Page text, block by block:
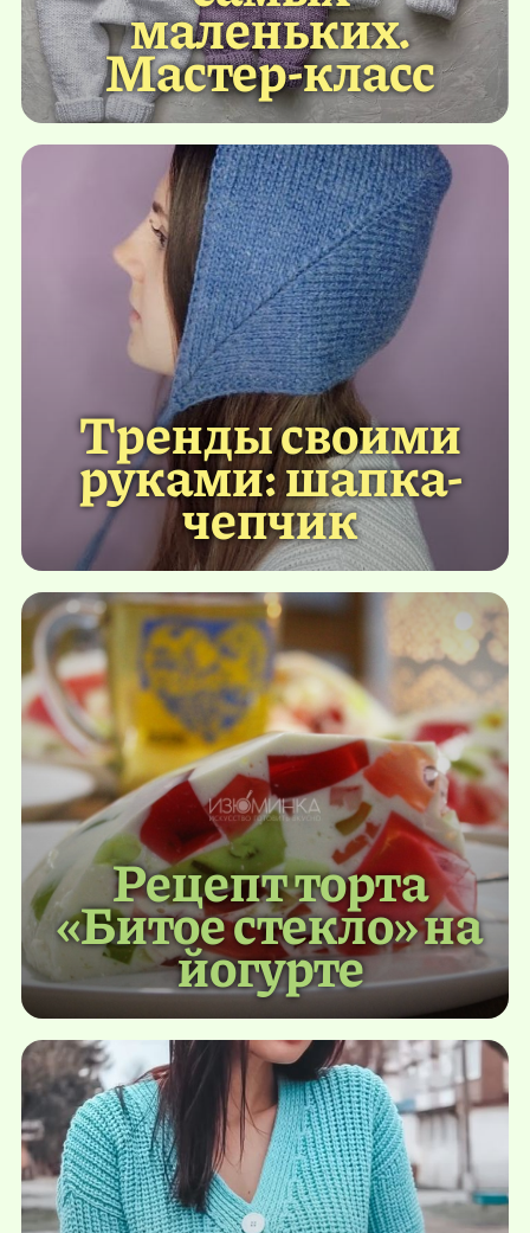
маленьких.
Мастер-класс
Тренды своими
руками: шапка-
чепчик
Рецепт торта
«Битое стекло» на
йогурте